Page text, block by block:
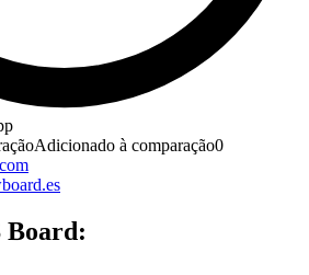
Adicionado à comparação0
Board: